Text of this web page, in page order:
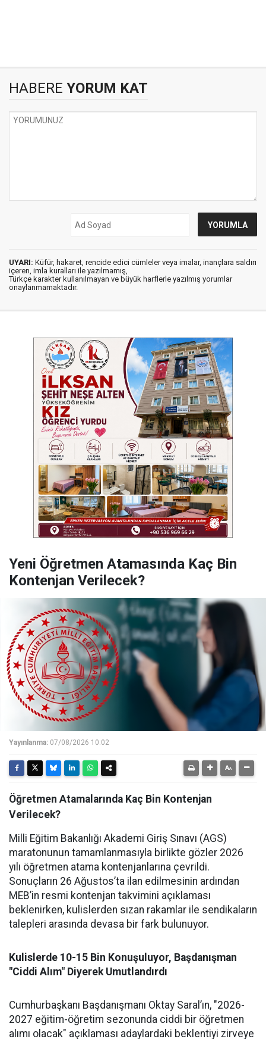
HABERE YORUM KAT
UYARI: Küfür, hakaret, rencide edici cümleler veya imalar, inançlara saldırı
içeren, imla kuralları ile yazılmamış,
Türkçe karakter kullanılmayan ve büyük harflerle yazılmış yorumlar
onaylanmamaktadır.
Yeni Öğretmen Atamasında Kaç Bin
Kontenjan Verilecek?
Yayınlanma: 07/08/2026 10:02
Öğretmen Atamalarında Kaç Bin Kontenjan
Verilecek?
Milli Eğitim Bakanlığı Akademi Giriş Sınavı (AGS)
maratonunun tamamlanmasıyla birlikte gözler 2026
yılı öğretmen atama kontenjanlarına çevrildi.
Sonuçların 26 Ağustos’ta ilan edilmesinin ardından
MEB’in resmi kontenjan takvimini açıklaması
beklenirken, kulislerden sızan rakamlar ile sendikaların
talepleri arasında devasa bir fark bulunuyor.
Kulislerde 10-15 Bin Konuşuluyor, Başdanışman
"Ciddi Alım" Diyerek Umutlandırdı
Cumhurbaşkanı Başdanışmanı Oktay Saral’ın, "2026-
2027 eğitim-öğretim sezonunda ciddi bir öğretmen
alımı olacak" açıklaması adaylardaki beklentiyi zirveye